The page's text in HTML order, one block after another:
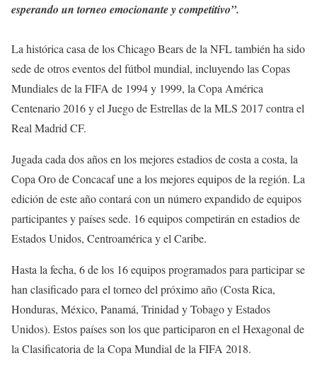
esperando un torneo emocionante y competitivo”.
La histórica casa de los Chicago Bears de la NFL también ha sido
sede de otros eventos del fútbol mundial, incluyendo las Copas
Mundiales de la FIFA de 1994 y 1999, la Copa América
Centenario 2016 y el Juego de Estrellas de la MLS 2017 contra el
Real Madrid CF.
Jugada cada dos años en los mejores estadios de costa a costa, la
Copa Oro de Concacaf une a los mejores equipos de la región. La
edición de este año contará con un número expandido de equipos
participantes y países sede. 16 equipos competirán en estadios de
Estados Unidos, Centroamérica y el Caribe.
Hasta la fecha, 6 de los 16 equipos programados para participar se
han clasificado para el torneo del próximo año (Costa Rica,
Honduras, México, Panamá, Trinidad y Tobago y Estados
Unidos). Estos países son los que participaron en el Hexagonal de
la Clasificatoria de la Copa Mundial de la FIFA 2018.